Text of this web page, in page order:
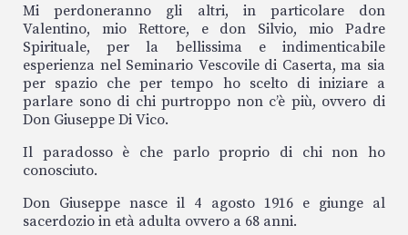
Mi perdoneranno gli altri, in particolare don
Valentino, mio Rettore, e don Silvio, mio Padre
Spirituale, per la bellissima e indimenticabile
esperienza nel Seminario Vescovile di Caserta, ma sia
per spazio che per tempo ho scelto di iniziare a
parlare sono di chi purtroppo non c’è più, ovvero di
Don Giuseppe Di Vico.
Il paradosso è che parlo proprio di chi non ho
conosciuto.
Don Giuseppe nasce il 4 agosto 1916 e giunge al
sacerdozio in età adulta ovvero a 68 anni.